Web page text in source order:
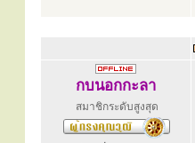
กบนอกกะลา
สมาชิกระดับสูงสุด